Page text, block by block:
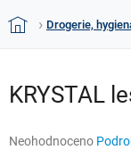
DomůDrogerie,
KRYSTAL
Průměrné
Neohodnoceno